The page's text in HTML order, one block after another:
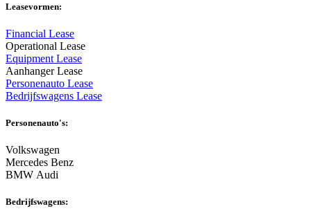
Leasevormen:
Financial Lease
Operational Lease
Equipment Lease
Aanhanger Lease
Personenauto Lease
Bedrijfswagens Lease
Personenauto's:
Volkswagen
Mercedes Benz
BMW Audi
Bedrijfswagens: